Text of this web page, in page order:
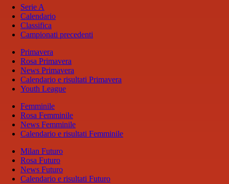
Serie A
Calendario
Classifica
Campionati precedenti
Primavera
Rosa Primavera
News Primavera
Calendario e risultati Primavera
Youth League
Femminile
Rosa Femminile
News Femminile
Calendario e risultati Femminile
Milan Futuro
Rosa Futuro
News Futuro
Calendario e risultati Futuro